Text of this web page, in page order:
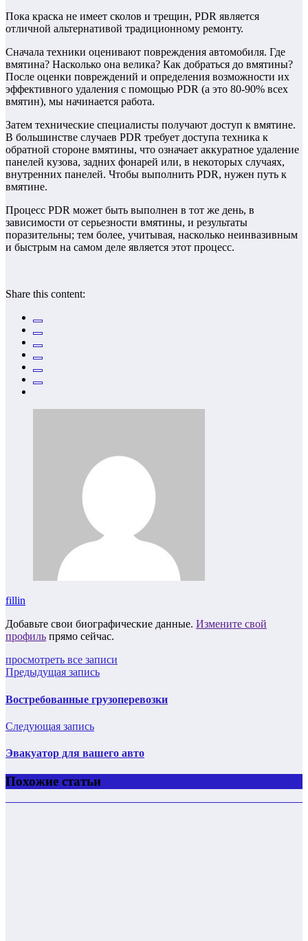
Пока краска не имеет сколов и трещин, PDR является
отличной альтернативой традиционному ремонту.
Сначала техники оценивают повреждения автомобиля. Где
вмятина? Насколько она велика? Как добраться до вмятины?
После оценки повреждений и определения возможности их
эффективного удаления с помощью PDR (а это 80-90% всех
вмятин), мы начинается работа.
Затем технические специалисты получают доступ к вмятине.
В большинстве случаев PDR требует доступа техника к
обратной стороне вмятины, что означает аккуратное удаление
панелей кузова, задних фонарей или, в некоторых случаях,
внутренних панелей. Чтобы выполнить PDR, нужен путь к
вмятине.
Процесс PDR может быть выполнен в тот же день, в
зависимости от серьезности вмятины, и результаты
поразительны; тем более, учитывая, насколько неинвазивным
и быстрым на самом деле является этот процесс.
Share this content:
fillin
Добавьте свои биографические данные. Измените свой
профиль прямо сейчас.
просмотреть все записи
Предыдущая запись
Востребованные грузоперевозки
Следующая запись
Эвакуатор для вашего авто
Похожие статьи